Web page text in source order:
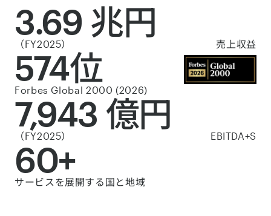
3.69 兆円
（FY2025） 売上収益
574位
Forbes Global 2000 (2026)
7,943 億円
（FY2025） EBITDA+S
60+
サービスを展開する国と地域